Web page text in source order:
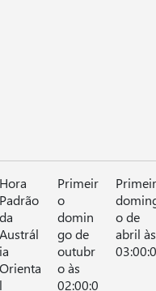
Hora
Padrão
da
Austrál
ia
Orienta
l
Primeir
o
domin
go de
outubr
o às
02:00:0
o de
abril às